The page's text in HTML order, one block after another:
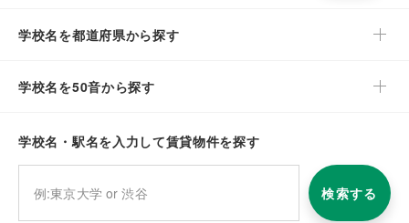
学校名を都道府県から探す
学校名を50音から探す
学校名・駅名を入力して賃貸物件を探す
検索する